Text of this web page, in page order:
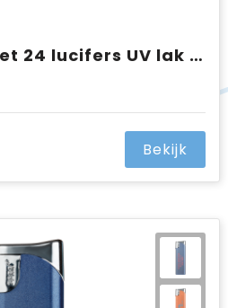
Luciferdoosje met 24 lucifers UV lak uitvoering met full colour opdruk
Bekijk